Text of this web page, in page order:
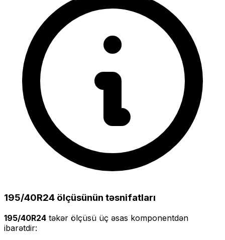
195/40R24 ölçüsünün təsnifatları
195/40R24 təkər ölçüsü üç əsas komponentdən
ibarətdir: